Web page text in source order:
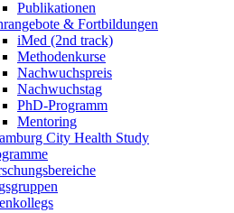
Publikationen
& Fortbildungen
iMed (2nd track)
Methodenkurse
Nachwuchspreis
Nachwuchstag
PhD-Programm
Mentoring
City Health Study